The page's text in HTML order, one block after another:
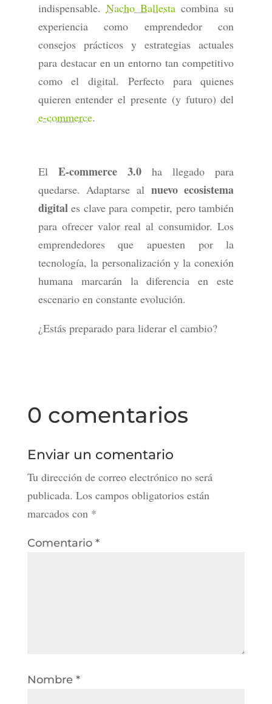
indispensable. Nacho Ballesta combina su
experiencia como emprendedor con
consejos prácticos y estrategias actuales
para destacar en un entorno tan competitivo
como el digital. Perfecto para quienes
quieren entender el presente (y futuro) del
e-commerce.
El E-commerce 3.0ha llegado para
quedarse. Adaptarse al nuevo ecosistema
digitales clave para competir, pero también
para ofrecer valor real al consumidor. Los
emprendedores que apuesten por la
tecnología, la personalización y la conexión
humana marcarán la diferencia en este
escenario en constante evolución.
¿Estás preparado para liderar el cambio?
0 comentarios
Enviar un comentario
Tu dirección de correo electrónico no será
publicada. Los campos obligatorios están
marcados con *
Comentario *
Nombre *